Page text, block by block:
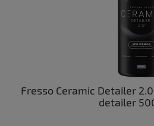
Fresso Ceramic Detailer
detailer